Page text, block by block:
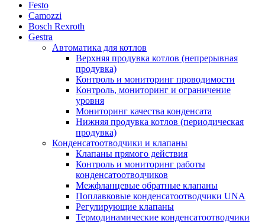
Festo
Camozzi
Bosch Rexroth
Gestra
Автоматика для котлов
Верхняя продувка котлов (непрерывная
продувка)
Контроль и мониторинг проводимости
Контроль, мониторинг и ограничение
уровня
Мониторинг качества конденсата
Нижняя продувка котлов (периодическая
продувка)
Конденсатоотводчики и клапаны
Клапаны прямого действия
Контроль и мониторинг работы
конденсатоотводчиков
Межфланцевые обратные клапаны
Поплавковые конденсатоотводчики UNA
Регулирующие клапаны
Термодинамические конденсатоотводчики